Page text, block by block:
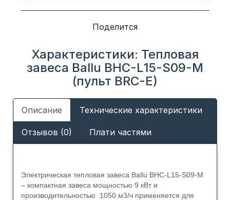
Поделится
Характеристики: Тепловая
завеса Ballu BHC-L15-S09-M
(пульт BRC-E)
Описание Технические характеристики
Отзывов (0) Плати частями
Электрическая тепловая завеса Ballu BHC-L15-S09-M
– компактная завеса мощностью 9 кВт и
производительностью 1050 м3/ч применяется для